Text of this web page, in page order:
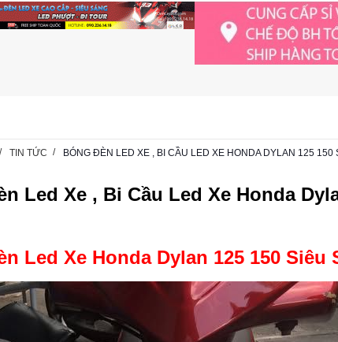
TIN TỨC BÓNG ĐÈN LED XE , BI CẦU LED XE HONDA DYLAN 125 150
Led Xe , Bi Cầu Led Xe Honda
Led Xe Honda Dylan 125 150 Siêu